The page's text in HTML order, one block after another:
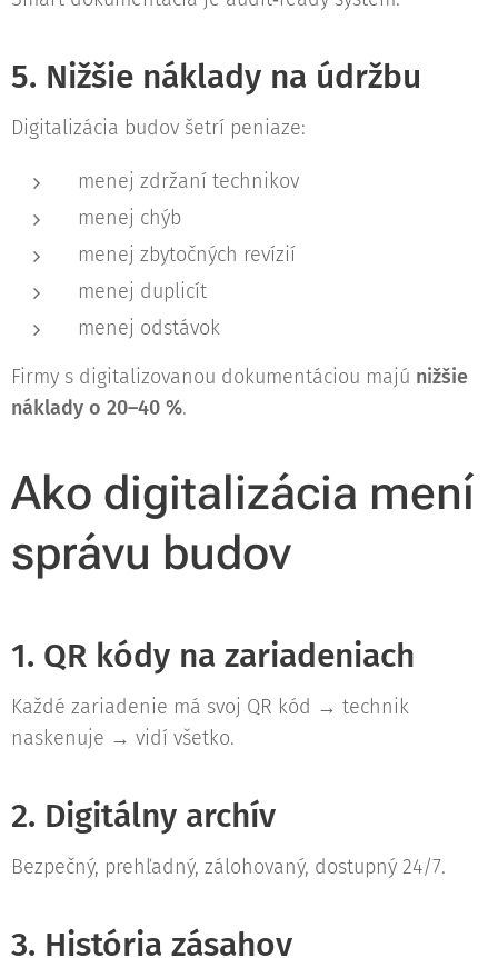
5. Nižšie náklady na údržbu
Digitalizácia budov šetrí peniaze:
menej zdržaní technikov
menej chýb
menej zbytočných revízií
menej duplicít
menej odstávok
Firmy s digitalizovanou dokumentáciou majú nižšie
náklady o 20–40 %.
Ako digitalizácia mení
správu budov
1. QR kódy na zariadeniach
Každé zariadenie má svoj QR kód → technik
naskenuje → vidí všetko.
2. Digitálny archív
Bezpečný, prehľadný, zálohovaný, dostupný 24/7.
3. História zásahov